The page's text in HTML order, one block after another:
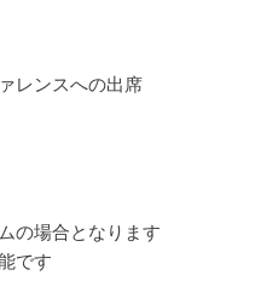
レンスへの出席
の場合となります
です